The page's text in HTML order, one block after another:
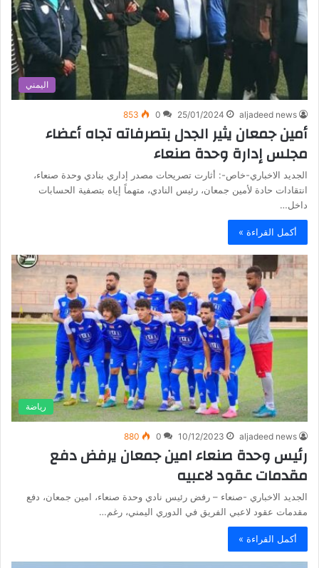
اليمني
aljadeed news
25/01/2024
0
853
أمين جمعان يثير الجدل بتصرفاته تجاه أعضاء
مجلس إدارة وحدة صنعاء
الجديد الاخباري-خاص-: أثارت تصريحات مصدر إداري بنادي وحدة صنعاء،
انتقادات حادة لأمين جمعان، رئيس النادي، متهماً إياه بتصفية الحسابات
داخل…
أكمل القراءة »
رياضة
aljadeed news
10/12/2023
0
880
رئيس وحدة صنعاء امين جمعان يرفض دفع
مقدمات عقود لاعبيه
الجديد الاخباري -صنعاء – رفض رئيس نادي وحدة صنعاء، امين جمعان، دفع
مقدمات عقود لاعبي الفريق في الدوري اليمني، رغم…
أكمل القراءة »